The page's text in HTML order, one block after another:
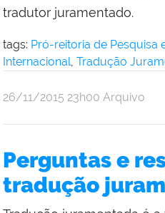
tradutor juramentado.
tags: Pró-reitoria de Pesquisa
Internacional, Tradução
por
Reitoria
publicado
26/11/2015 23h00 Arquivo
Perguntas e
tradução